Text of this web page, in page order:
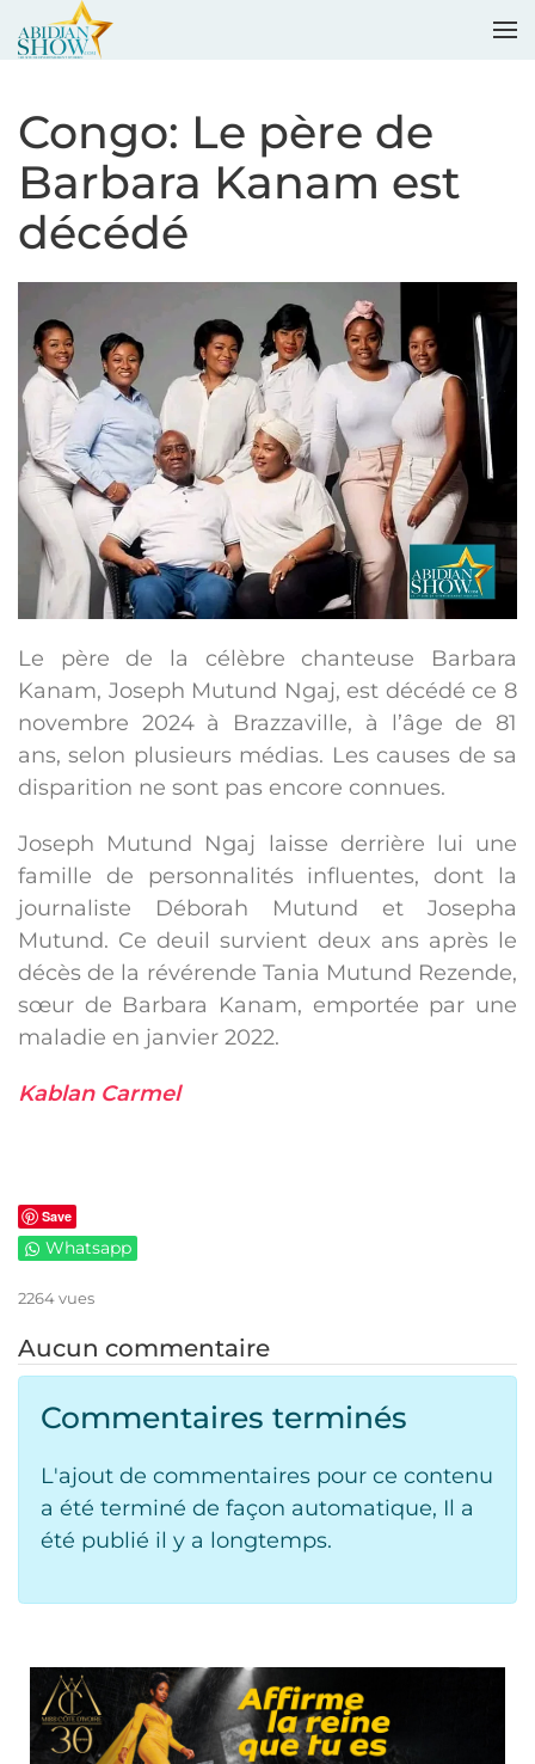
Congo: Le père de
Barbara Kanam est
décédé
Le père de la célèbre chanteuse Barbara
Kanam, Joseph Mutund Ngaj, est décédé ce 8
novembre 2024 à Brazzaville, à l’âge de 81
ans, selon plusieurs médias. Les causes de sa
disparition ne sont pas encore connues.
Joseph Mutund Ngaj laisse derrière lui une
famille de personnalités influentes, dont la
journaliste Déborah Mutund et Josepha
Mutund. Ce deuil survient deux ans après le
décès de la révérende Tania Mutund Rezende,
sœur de Barbara Kanam, emportée par une
maladie en janvier 2022.
Kablan Carmel
Save
Whatsapp
2264 vues
Aucun commentaire
Commentaires terminés
L'ajout de commentaires pour ce contenu
a été terminé de façon automatique, Il a
été publié il y a longtemps.